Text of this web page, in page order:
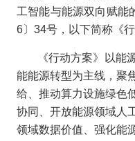
工智能与能源双向赋能
6〕34号，以下简称《行
《行动方案》以能
能能源转型为主线，聚
给、推动算力设施绿色
协同、开放能源领域人
领域数据价值、强化能